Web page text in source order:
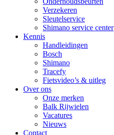
Verzekeren
Sleutelservice
Shimano service center
Kennis
Handleidingen
Bosch
Shimano
Tracefy
Fietsvideo’s & uitleg
Over ons
Onze merken
Balk Rijwielen
Vacatures
Nieuws
Contact